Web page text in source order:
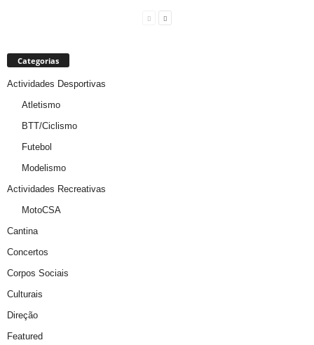
Categorias
Actividades Desportivas
Atletismo
BTT/Ciclismo
Futebol
Modelismo
Actividades Recreativas
MotoCSA
Cantina
Concertos
Corpos Sociais
Culturais
Direção
Featured